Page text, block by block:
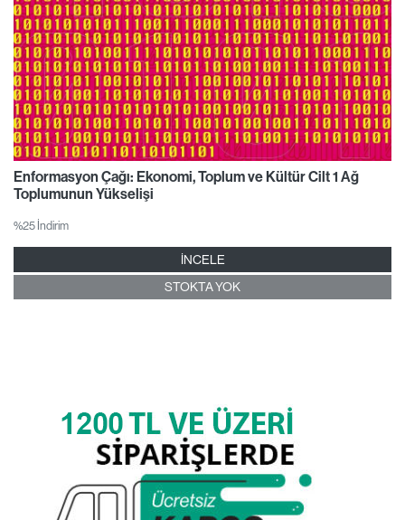
Enformasyon Çağı: Ekonomi, Toplum ve Kültür Cilt 1 Ağ
Toplumunun Yükselişi
%25 İndirim
İNCELE
STOKTA YOK